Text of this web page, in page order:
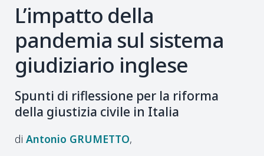
L’impatto della
pandemia sul sistema
giudiziario inglese
Spunti di riflessione per la riforma
della giustizia civile in Italia
Antonio GRUMETTO